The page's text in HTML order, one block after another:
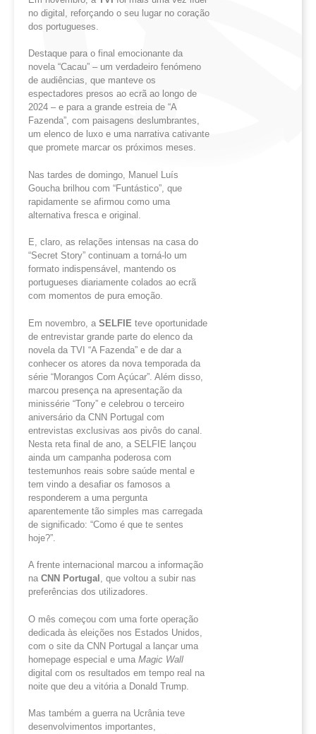
no digital, reforçando o seu lugar no coração
dos portugueses.
Destaque para o final emocionante da
novela “Cacau” – um verdadeiro fenómeno
de audiências, que manteve os
espectadores presos ao ecrã ao longo de
2024 – e para a grande estreia de “A
Fazenda”, com paisagens deslumbrantes,
um elenco de luxo e uma narrativa cativante
que promete marcar os próximos meses.
Nas tardes de domingo, Manuel Luís
Goucha brilhou com “Funtástico”, que
rapidamente se afirmou como uma
alternativa fresca e original.
E, claro, as relações intensas na casa do
“Secret Story” continuam a torná-lo um
formato indispensável, mantendo os
portugueses diariamente colados ao ecrã
com momentos de pura emoção.
Em novembro, a SELFIE teve oportunidade
de entrevistar grande parte do elenco da
novela da TVI “A Fazenda” e de dar a
conhecer os atores da nova temporada da
série “Morangos Com Açúcar”. Além disso,
marcou presença na apresentação da
minissérie “Tony” e celebrou o terceiro
aniversário da CNN Portugal com
entrevistas exclusivas aos pivôs do canal.
Nesta reta final de ano, a SELFIE lançou
ainda um campanha poderosa com
testemunhos reais sobre saúde mental e
tem vindo a desafiar os famosos a
responderem a uma pergunta
aparentemente tão simples mas carregada
de significado: “Como é que te sentes
hoje?”.
A frente internacional marcou a informação
na CNN Portugal , que voltou a subir nas
preferências dos utilizadores.
O mês começou com uma forte operação
dedicada às eleições nos Estados Unidos,
com o site da CNN Portugal a lançar uma
homepage especial e uma Magic Wall
digital com os resultados em tempo real na
noite que deu a vitória a Donald Trump.
Mas também a guerra na Ucrânia teve
desenvolvimentos importantes,